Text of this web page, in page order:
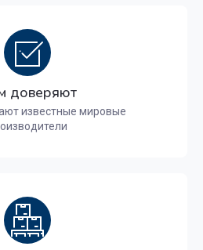
доверяют
известные мировые